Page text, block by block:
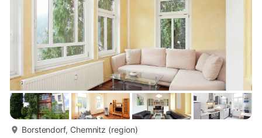
winterverblijf net zo aantrekkelijk. Wandel- en f...
Borstendorf, Chemnitz (region)